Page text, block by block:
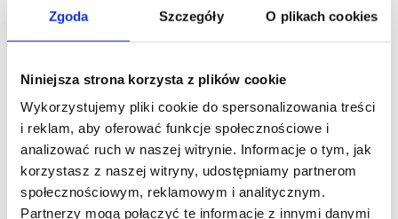
Zgoda Szczegóły O plikach cookies
Niniejsza strona korzysta z plików cookie
Wykorzystujemy pliki cookie do spersonalizowania treści
i reklam, aby oferować funkcje społecznościowe i
analizować ruch w naszej witrynie. Informacje o tym, jak
korzystasz z naszej witryny, udostępniamy partnerom
społecznościowym, reklamowym i analitycznym.
Partnerzy mogą połączyć te informacje z innymi danymi